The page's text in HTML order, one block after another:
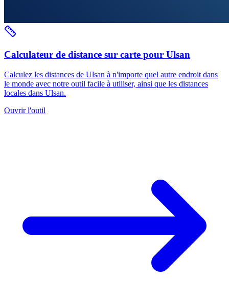
Calculateur de distance sur carte pour Ulsan
Calculez les distances de Ulsan à n'importe quel autre endroit dans
le monde avec notre outil facile à utiliser, ainsi que les distances
locales dans Ulsan.
Ouvrir l'outil